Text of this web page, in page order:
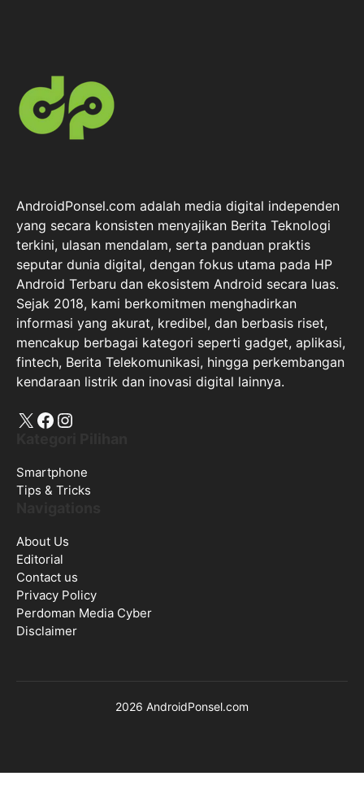
AndroidPonsel.com adalah media digital independen
yang secara konsisten menyajikan Berita Teknologi
terkini, ulasan mendalam, serta panduan praktis
seputar dunia digital, dengan fokus utama pada HP
Android Terbaru dan ekosistem Android secara luas.
Sejak 2018, kami berkomitmen menghadirkan
informasi yang akurat, kredibel, dan berbasis riset,
mencakup berbagai kategori seperti gadget, aplikasi,
fintech, Berita Telekomunikasi, hingga perkembangan
kendaraan listrik dan inovasi digital lainnya.
X Facebook
Instagram
Smartphone
Tips & Tricks
About Us
Editorial
Contact us
Privacy Policy
Perdoman Media Cyber
Disclaimer
2026 AndroidPonsel.com